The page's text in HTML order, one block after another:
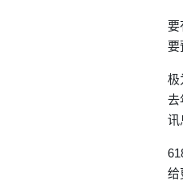
要
要
极
去
讯
给